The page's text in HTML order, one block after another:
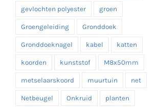
gevlochten polyester groen
Groengeleiding Gronddoek
Gronddoeknagel kabel katten
koorden kunststof M8x50mm
metselaarskoord muurtuin net
Netbeugel Onkruid planten